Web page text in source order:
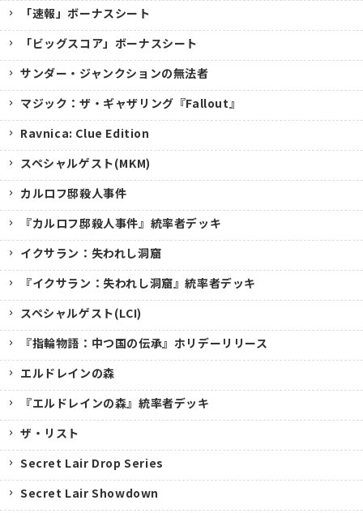
「速報」ボーナスシート
「ビッグスコア」ボーナスシート
サンダー・ジャンクションの無法者
マジック：ザ・ギャザリング『Fallout』
Ravnica: Clue Edition
スペシャルゲスト(MKM)
カルロフ邸殺人事件
『カルロフ邸殺人事件』統率者デッキ
イクサラン：失われし洞窟
『イクサラン：失われし洞窟』統率者デッキ
スペシャルゲスト(LCI)
『指輪物語：中つ国の伝承』ホリデーリリース
エルドレインの森
『エルドレインの森』統率者デッキ
ザ・リスト
Secret Lair Drop Series
Secret Lair Showdown